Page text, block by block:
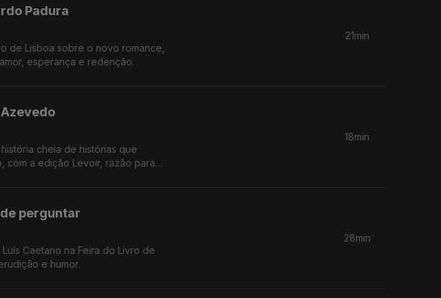
Padura
de Lisboa sobre o novo romance,
esperança e redenção.
21min
cheia de histórias que
com a edição Levoir, razão para
18min
perguntar
Caetano na Feira do Livro de
e humor.
28min